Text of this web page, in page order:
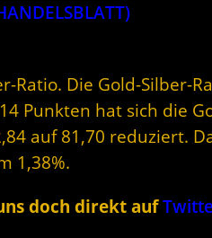
Ratio. Die Gold-Silber-
Punkten hat sich die
auf 81,70 reduziert.
1,38%.
doch direkt auf